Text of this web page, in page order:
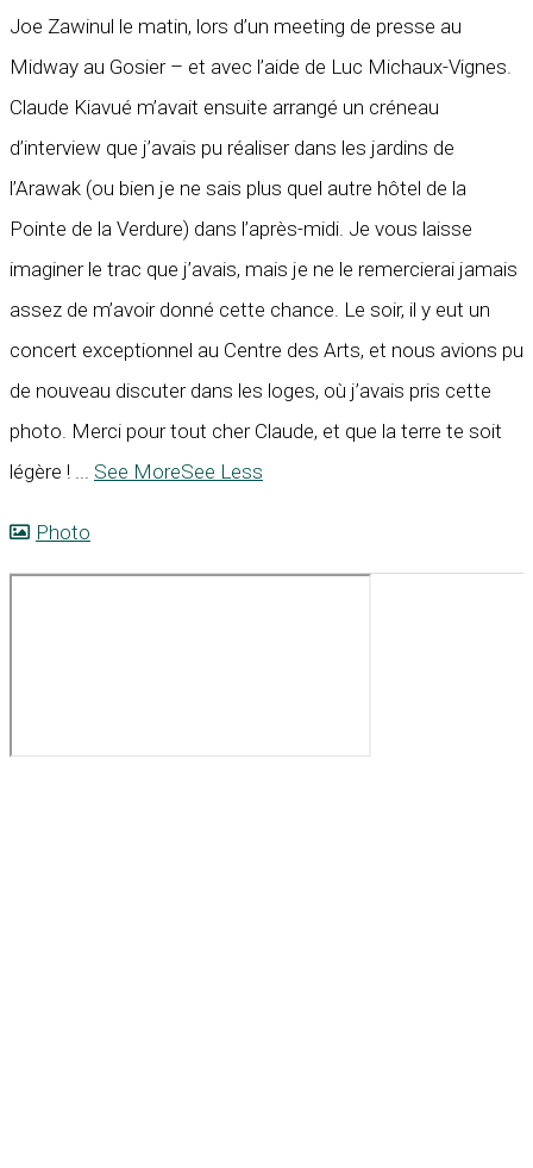
Joe Zawinul le matin, lors d’un meeting de presse au
Midway au Gosier – et avec l’aide de Luc Michaux-Vignes.
Claude Kiavué m’avait ensuite arrangé un créneau
d’interview que j’avais pu réaliser dans les jardins de
l’Arawak (ou bien je ne sais plus quel autre hôtel de la
Pointe de la Verdure) dans l’après-midi. Je vous laisse
imaginer le trac que j’avais, mais je ne le remercierai jamais
assez de m’avoir donné cette chance. Le soir, il y eut un
concert exceptionnel au Centre des Arts, et nous avions pu
de nouveau discuter dans les loges, où j’avais pris cette
photo. Merci pour tout cher Claude, et que la terre te soit
légère ! ... See MoreSee Less
Photo